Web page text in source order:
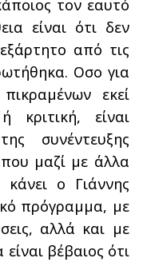
τον εαυτό
είναι ότι δεν
από τις
Οσο για
εκεί
κριτική, είναι
συνέντευξης
μαζί με άλλα
κάνει ο Γιάννης
πρόγραμμα, με
αλλά και με
βέβαιος ότι